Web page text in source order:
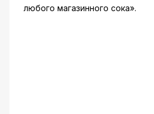
любого магазинного сока».